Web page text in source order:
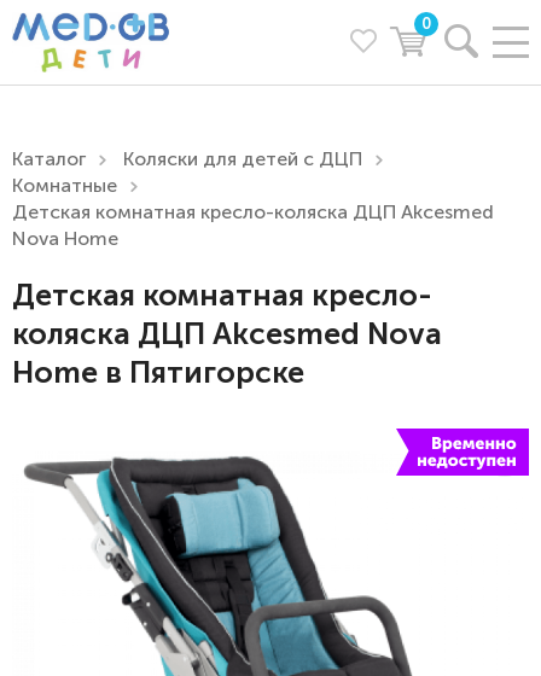
0
Каталог
Коляски для детей с ДЦП
Комнатные
Детская комнатная кресло-коляска ДЦП Akcesmed
Nova Home
Детская комнатная кресло-
коляска ДЦП Akcesmed Nova
Home в Пятигорске